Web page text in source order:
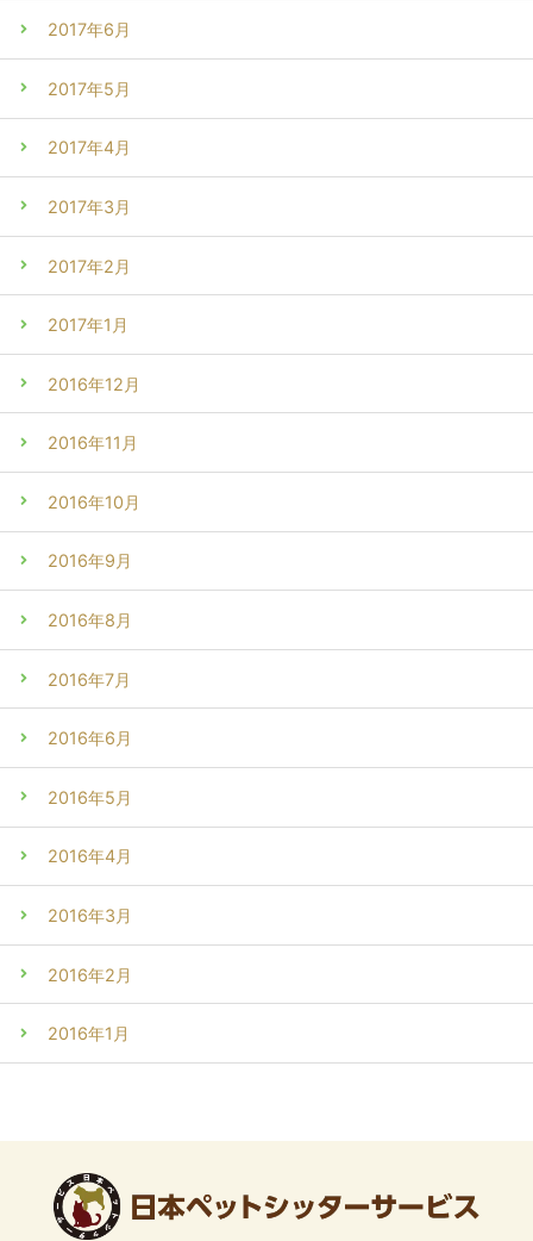
2017年6月
2017年5月
2017年4月
2017年3月
2017年2月
2017年1月
2016年12月
2016年11月
2016年10月
2016年9月
2016年8月
2016年7月
2016年6月
2016年5月
2016年4月
2016年3月
2016年2月
2016年1月